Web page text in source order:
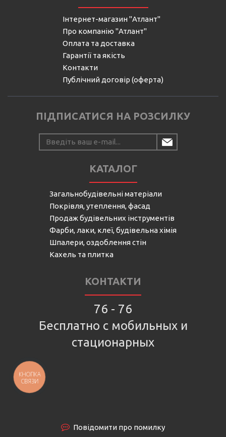
Інтернет-магазин "Атлант"
Про компанію "Атлант"
Оплата та доставка
Гарантії та якість
Контакти
Публічний договір (оферта)
ПІДПИСАТИСЯ НА РОЗСИЛКУ
КАТАЛОГ
Загальнобудівельні матеріали
Покрівля, утеплення, фасад
Продаж будівельних інструментів
Фарби, лаки, клеї, будівельна хімія
Шпалери, оздоблення стін
Кахель та плитка
КОНТАКТИ
76 - 76
Бесплатно с мобильных и
стационарных
Повідомити про помилку
КНОПКА
СВЯЗИ